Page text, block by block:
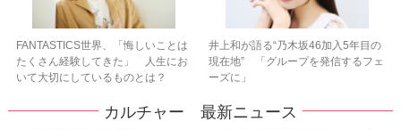
FANTASTICS世界、「悔しいことは
たくさん経験してきた」 人生にお
いて大切にしているものとは？
井上和が語る“乃木坂46加入5年目の
現在地” 「グループを発信するフェ
ーズに」
カルチャー 最新ニュース